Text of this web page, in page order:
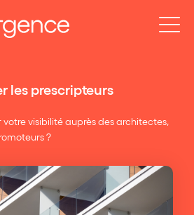
les prescripteurs
visibilité auprès des architectes,
?